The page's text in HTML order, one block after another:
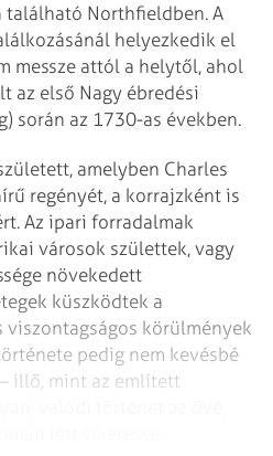
található Northfieldben. A
helyezkedik el
messze attól a helytől, ahol
az első Nagy ébredési
során az 1730-as években.
amelyben Charles
regényét, a korrajzként is
Az ipari forradalmak
városok születtek, vagy
növekedett
küszködtek a
viszontagságos körülmények
pedig nem kevésbé
illő, mint az említett